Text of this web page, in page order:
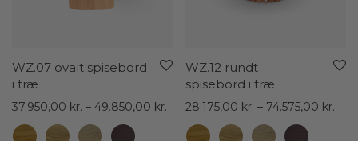
WZ.07 ovalt spisebord
i træ
37.950,00 kr. – 49.850,00 kr. Prisinterval:
37.950,00 kr.
WZ.12 rundt
spisebord i træ
28.175,00 kr. – 74.575,00 kr.